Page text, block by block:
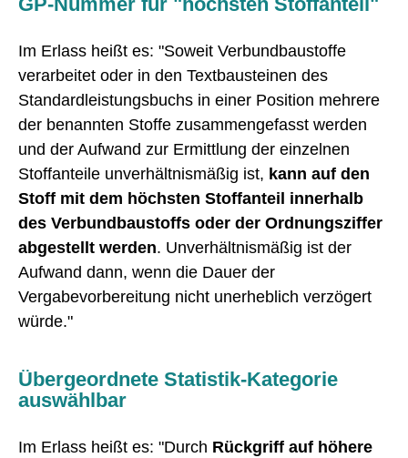
Im Erlass heißt es: "Soweit Verbundbaustoffe
verarbeitet oder in den Textbausteinen des
Standardleistungsbuchs in einer Position mehrere
der benannten Stoffe zusammengefasst werden
und der Aufwand zur Ermittlung der einzelnen
Stoffanteile unverhältnismäßig ist, kann auf den
Stoff mit dem höchsten Stoffanteil innerhalb
des Verbundbaustoffs oder der Ordnungsziffer
abgestellt werden. Unverhältnismäßig ist der
Aufwand dann, wenn die Dauer der
Vergabevorbereitung nicht unerheblich verzögert
würde."
Übergeordnete Statistik-Kategorie
auswählbar
Im Erlass heißt es: "Durch Rückgriff auf höhere